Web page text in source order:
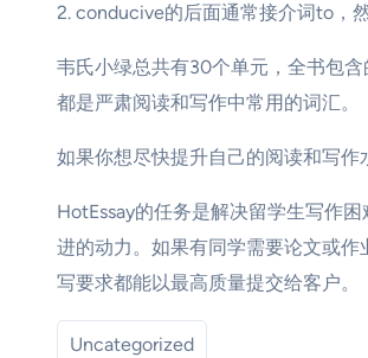
2. conducive的后面通常接介词to，
韦氏小绿总共有30个单元，全书包
都是严肃阅读和写作中常用的词汇。
如果你想尽快提升自己的阅读和写
HotEssay的任务是解决留学生写作
进的动力。如果有同学需要论文或
写要求都能以最高质量提交给客户。
Uncategorized